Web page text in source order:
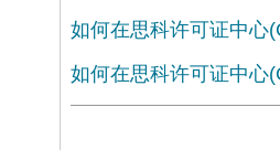
如何在思科许可证中心
如何在思科许可证中心